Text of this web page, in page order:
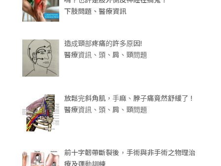
下肢問題、醫療資訊
造成頸部疼痛的許多原因!
醫療資訊、頭、肩、頸問題
放鬆完斜角肌，手麻、脖子痛竟然舒緩了 !
醫療資訊、頭、肩、頸問題
前十字韌帶斷裂後，手術與非手術之物理治
療及運動訓練